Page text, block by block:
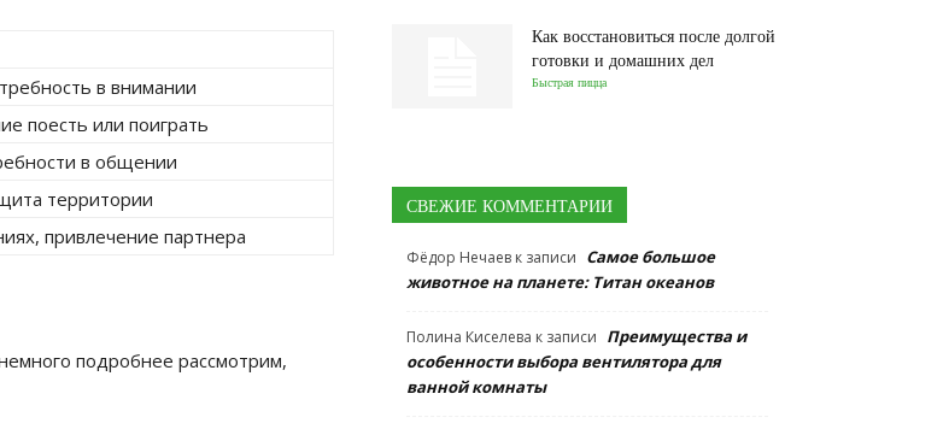
в внимании
поесть или поиграть
в общении
территории
привлечение партнера
подробнее рассмотрим,
Как восстановиться после долгой
готовки и домашних дел
Быстрая пицца
СВЕЖИЕ КОММЕНТАРИИ
Фёдор Нечаев к записи Самое большое
животное на планете: Титан океанов
Полина Киселева к записи Преимущества и
особенности выбора вентилятора для
ванной комнаты